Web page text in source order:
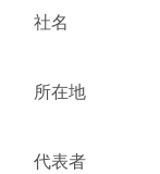
社名
所在地
代表者